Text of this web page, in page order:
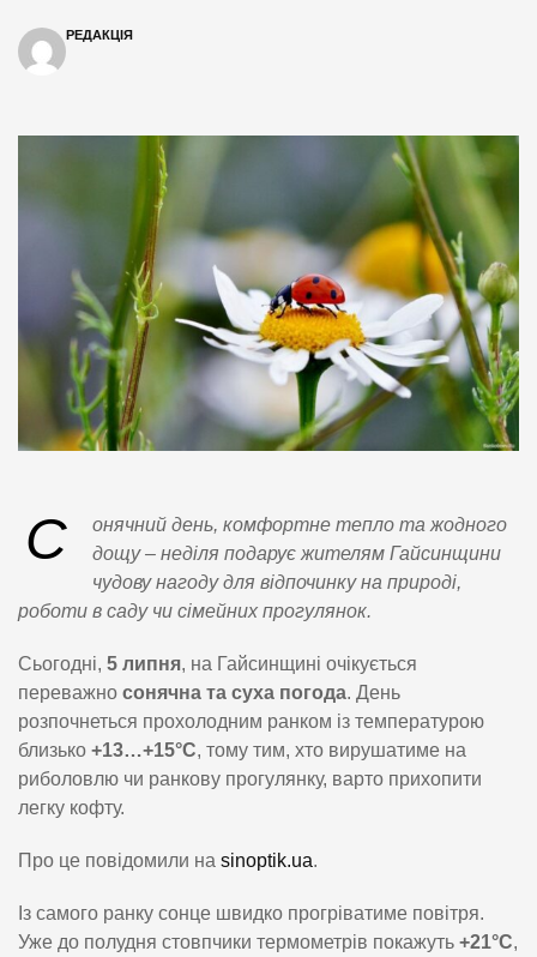
РЕДАКЦІЯ
С
онячний день, комфортне тепло та жодного
дощу – неділя подарує жителям Гайсинщини
чудову нагоду для відпочинку на природі,
роботи в саду чи сімейних прогулянок.
Сьогодні, 5 липня, на Гайсинщині очікується
переважно сонячна та суха погода. День
розпочнеться прохолодним ранком із температурою
близько +13…+15°C, тому тим, хто вирушатиме на
риболовлю чи ранкову прогулянку, варто прихопити
легку кофту.
Про це повідомили на sinoptik.ua.
Із самого ранку сонце швидко прогріватиме повітря.
Уже до полудня стовпчики термометрів покажуть +21°C,